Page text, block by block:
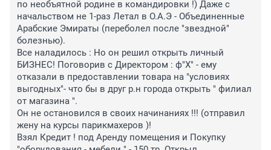
по необъятной родине в командировки !) Даже с
начальством не 1-раз Летал в О.А.Э - Объединенные
Арабские Эмираты (переболел после "звездной"
болезнью).
Все наладилось : Но он решил открыть личный
БИЗНЕС! Поговорив с Директором : ф"Х" - ему
отказали в предоставлении товара на "условиях
выгодных"- что бы в друг р.н города открыть " филиал
от магазина ".
Он не остановился в своих начинаниях !!! (отправил
жену на курсы парикмахеров )!
Взял Кредит ! под Аренду помещения и Покупку